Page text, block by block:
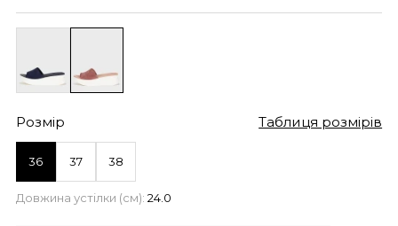
Розмір Таблиця розмірів
36 37 38
Довжина устілки (см): 24.0